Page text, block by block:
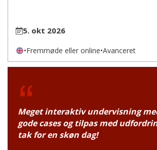
5. okt 2026
•Fremmøde eller online•Avanceret
Meget interaktiv undervisning
gode cases og tilpas med
tak for en skøn dag!